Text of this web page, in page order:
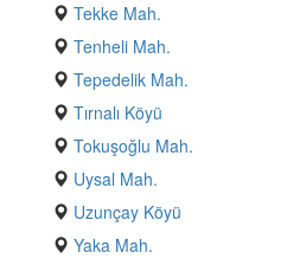
Tekke Mah.
Tenheli Mah.
Tepedelik Mah.
Tırnalı Köyü
Tokuşoğlu Mah.
Uysal Mah.
Uzunçay Köyü
Yaka Mah.